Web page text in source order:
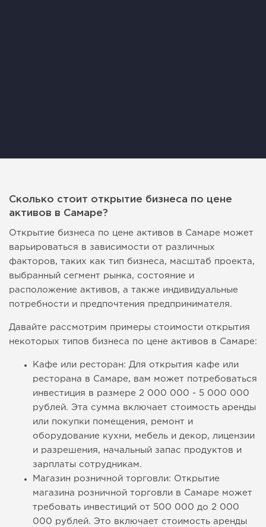
Сколько стоит открытие бизнеса по цене
активов в Самаре?
Открытие бизнеса по цене активов в Самаре может
варьироваться в зависимости от различных
факторов, таких как тип бизнеса, масштаб проекта,
выбранный сегмент рынка, состояние и
расположение активов, а также индивидуальные
потребности и предпочтения предпринимателя.
Давайте рассмотрим примеры стоимости открытия
некоторых типов бизнеса по цене активов в Самаре:
Кафе или ресторан: Для открытия кафе или
ресторана в Самаре, вам может потребоваться
инвестиция в размере 2 000 000 - 5 000 000
рублей. Эта сумма включает стоимость аренды
или покупки помещения, ремонт и
оборудование кухни, мебель и декор, лицензии
и разрешения, начальный запас продуктов и
зарплаты сотрудникам.
Магазин розничной торговли: Открытие
магазина розничной торговли в Самаре может
требовать инвестиций от 500 000 до 2 000
000 рублей. Это включает стоимость аренды